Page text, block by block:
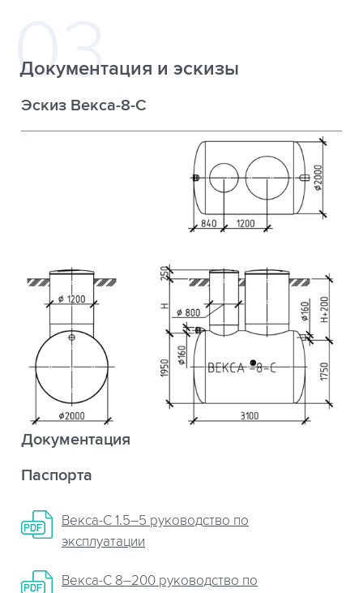
Документация и эскизы
Эскиз Векса-8-С
Документация
Паспорта
Векса-С 1.5–5 руководство по
эксплуатации
Векса-С 8–200 руководство по